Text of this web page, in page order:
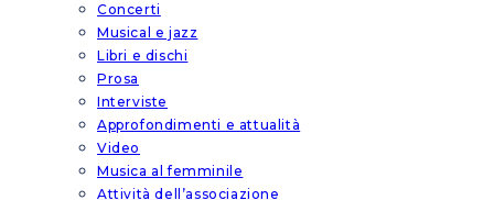
Concerti
Musical e jazz
Libri e dischi
Prosa
Interviste
Approfondimenti e attualità
Video
Musica al femminile
Attività dell’associazione